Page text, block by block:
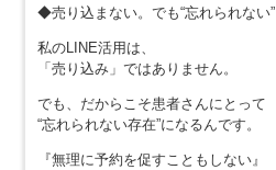
◆売り込まない。でも“忘れられない”
私のLINE活用は、
「売り込み」ではありません。
でも、だからこそ患者さんにとって
“忘れられない存在”になるんです。
『無理に予約を促すこともしない』